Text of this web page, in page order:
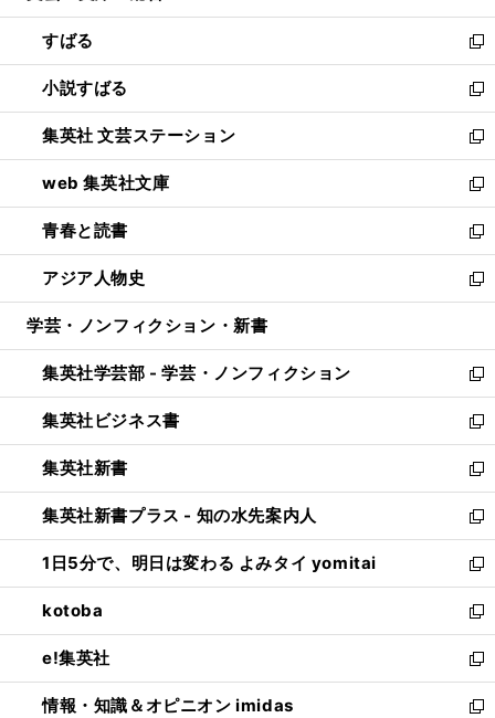
開
く
ウ
で
開
く
ン
ド
ウ
で
開
く
すばる
新
し
い
ウ
ィ
ン
ド
ウ
で
開
く
小説すばる
新
し
い
ウ
ィ
ン
ド
ウ
で
開
集英社 文芸ステーション
新
し
い
ウ
ィ
ン
ド
ウ
開
く
web 集英社文庫
新
し
い
ウ
ィ
ン
ウ
で
開
く
青春と読書
新
し
い
ウ
ン
ド
ウ
で
開
く
アジア人物史
新
し
ウ
ィ
ン
ド
ウ
で
開
く
学芸・ノンフィクション・新書
集英社学芸部 - 学芸・ノンフィクション
新
し
い
ウ
ィ
ン
ド
ウ
で
開
く
集英社ビジネス書
新
し
い
ウ
ィ
ン
ド
ウ
で
開
く
集英社新書
新
し
い
ウ
ィ
ン
ド
ウ
で
開
く
集英社新書プラス - 知の水先案内人
新
し
い
ウ
ィ
ン
ド
ウ
で
1日5分で、明日は変わる よみタイ yomitai
新
し
い
ウ
ィ
ン
ド
kotoba
新
し
い
ウ
ィ
e!集英社
新
し
い
情報・知識＆オピニオン imidas
新